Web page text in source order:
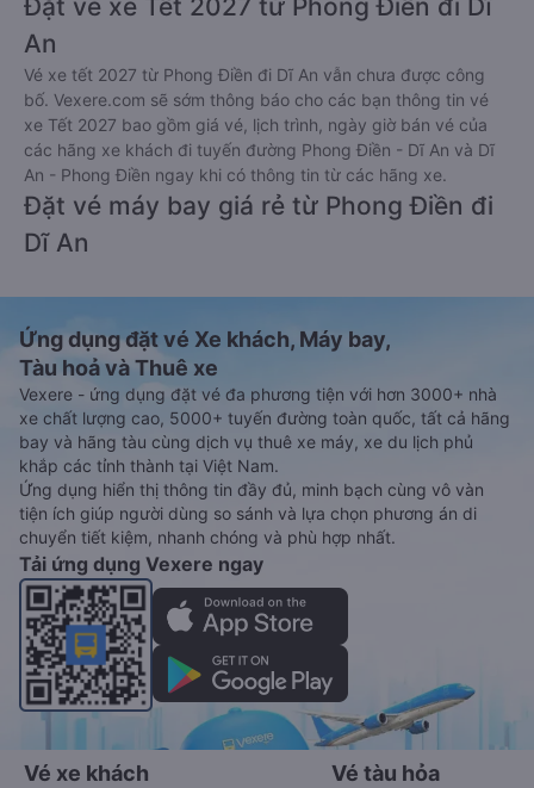
Đặt vé xe Tết 2027 từ Phong Điền đi Dĩ
An
Vé xe tết 2027 từ Phong Điền đi Dĩ An vẫn chưa được công
bố. Vexere.com sẽ sớm thông báo cho các bạn thông tin vé
xe Tết 2027 bao gồm giá vé, lịch trình, ngày giờ bán vé của
các hãng xe khách đi tuyến đường Phong Điền - Dĩ An và Dĩ
An - Phong Điền ngay khi có thông tin từ các hãng xe.
Đặt vé máy bay giá rẻ từ Phong Điền đi
Dĩ An
Ứng dụng đặt vé Xe khách, Máy bay,
Tàu hoả và Thuê xe
Vexere - ứng dụng đặt vé đa phương tiện với hơn 3000+ nhà
xe chất lượng cao, 5000+ tuyến đường toàn quốc, tất cả hãng
bay và hãng tàu cùng dịch vụ thuê xe máy, xe du lịch phủ
khắp các tỉnh thành tại Việt Nam.
Ứng dụng hiển thị thông tin đầy đủ, minh bạch cùng vô vàn
tiện ích giúp người dùng so sánh và lựa chọn phương án di
chuyển tiết kiệm, nhanh chóng và phù hợp nhất.
Tải ứng dụng Vexere ngay
Vé xe khách Vé tàu hỏa